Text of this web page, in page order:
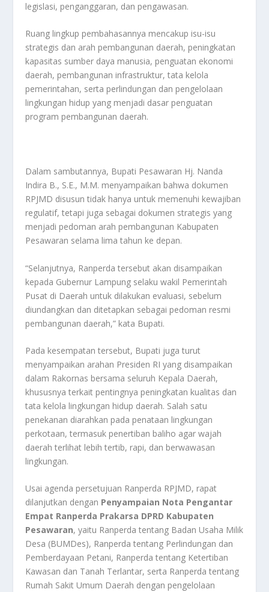
legislasi, penganggaran, dan pengawasan.
Ruang lingkup pembahasannya mencakup isu-isu
strategis dan arah pembangunan daerah, peningkatan
kapasitas sumber daya manusia, penguatan ekonomi
daerah, pembangunan infrastruktur, tata kelola
pemerintahan, serta perlindungan dan pengelolaan
lingkungan hidup yang menjadi dasar penguatan
program pembangunan daerah.
Dalam sambutannya, Bupati Pesawaran Hj. Nanda
Indira B., S.E., M.M. menyampaikan bahwa dokumen
RPJMD disusun tidak hanya untuk memenuhi kewajiban
regulatif, tetapi juga sebagai dokumen strategis yang
menjadi pedoman arah pembangunan Kabupaten
Pesawaran selama lima tahun ke depan.
“Selanjutnya, Ranperda tersebut akan disampaikan
kepada Gubernur Lampung selaku wakil Pemerintah
Pusat di Daerah untuk dilakukan evaluasi, sebelum
diundangkan dan ditetapkan sebagai pedoman resmi
pembangunan daerah,” kata Bupati.
Pada kesempatan tersebut, Bupati juga turut
menyampaikan arahan Presiden RI yang disampaikan
dalam Rakornas bersama seluruh Kepala Daerah,
khususnya terkait pentingnya peningkatan kualitas dan
tata kelola lingkungan hidup daerah. Salah satu
penekanan diarahkan pada penataan lingkungan
perkotaan, termasuk penertiban baliho agar wajah
daerah terlihat lebih tertib, rapi, dan berwawasan
lingkungan.
Usai agenda persetujuan Ranperda RPJMD, rapat
dilanjutkan dengan Penyampaian Nota Pengantar
Empat Ranperda Prakarsa DPRD Kabupaten
Pesawaran, yaitu Ranperda tentang Badan Usaha Milik
Desa (BUMDes), Ranperda tentang Perlindungan dan
Pemberdayaan Petani, Ranperda tentang Ketertiban
Kawasan dan Tanah Terlantar, serta Ranperda tentang
Rumah Sakit Umum Daerah dengan pengelolaan